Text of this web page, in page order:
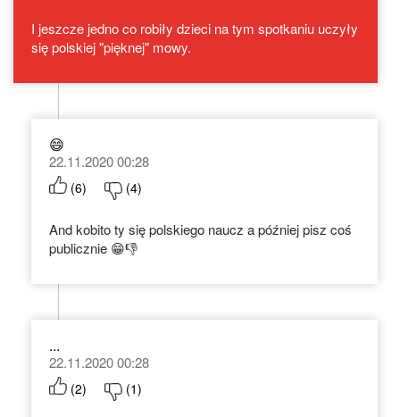
I jeszcze jedno co robiły dzieci na tym spotkaniu uczyły
się polskiej "pięknej" mowy.
😄
22.11.2020 00:28
(6) (4)
And kobito ty się polskiego naucz a później pisz coś
publicznie 😁👎
...
22.11.2020 00:28
(2) (1)